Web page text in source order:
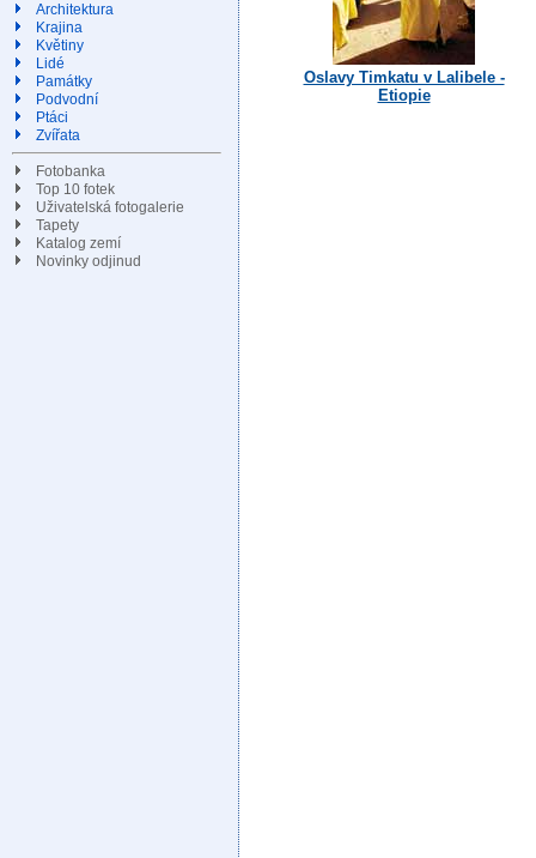
Architektura
Krajina
Květiny
Lidé
Památky
Podvodní
Ptáci
Zvířata
Fotobanka
Top 10 fotek
Uživatelská fotogalerie
Tapety
Katalog zemí
Novinky odjinud
Oslavy Timkatu v Lalibele -
Etiopie